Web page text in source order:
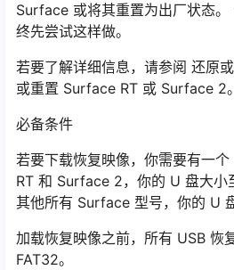
Surface 或将其重置为出厂状态
终先尝试这样做。
若要了解详细信息，请参阅 还原
或重置 Surface RT 或 Surface 2。
必备条件
若要下载恢复映像，你需要有一
RT 和 Surface 2，你的 U 盘大小
其他所有 Surface 型号，你的 U
加载恢复映像之前，所有 USB 恢
FAT32。